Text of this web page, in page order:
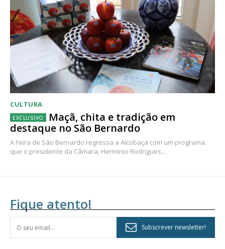
CULTURA
Maçã, chita e tradição em
destaque no São Bernardo
A Feira de São Bernardo regressa a Alcobaça com um programa
que o presidente da Câmara, Hermínio Rodrigues,...
Fique atento!
Subscrever newsletter!